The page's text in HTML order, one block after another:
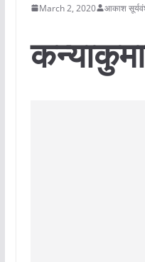
March 2, 2020 आकाश